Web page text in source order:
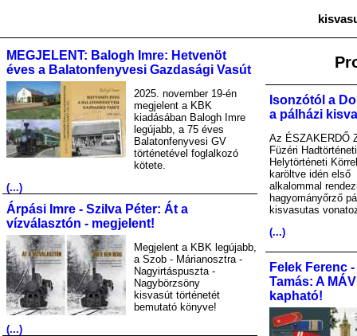
MEGJELENT: Balogh Imre: Hetvenöt
éves a Balatonfenyvesi Gazdasági Vasút
2025. november 19-én
megjelent a KBK
kiadásában Balogh Imre
legújabb, a 75 éves
Balatonfenyvesi GV
történetével foglalkozó
kötete.
(...)
Árpási Imre - Szilva Péter: Át a
vízválasztón - megjelent!
Megjelent a KBK legújabb,
a Szob - Márianosztra -
Nagyirtáspuszta -
Nagybörzsöny
kisvasút történetét
bemutató könyve!
(...)
Isonzótól a
a pálházi
Az ÉSZAKERDŐ
Füzéri
Helytörténeti Körrel
karöltve idén első
alkalommal
hagyományőrző
kisvasutas
(...)
Felek Ferenc
Tamás: A
kapható!